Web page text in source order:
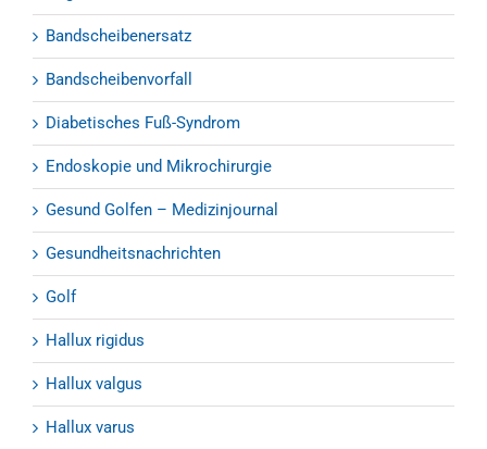
Bandscheibenersatz
Bandscheibenvorfall
Diabetisches Fuß-Syndrom
Endoskopie und Mikrochirurgie
Gesund Golfen – Medizinjournal
Gesundheitsnachrichten
Golf
Hallux rigidus
Hallux valgus
Hallux varus